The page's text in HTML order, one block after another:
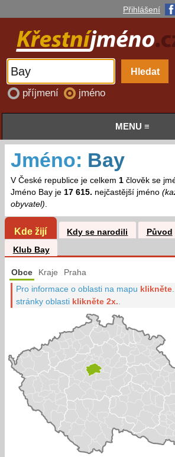
Přihlášení
příjmení jméno
MENU ≡
Jméno: Bay
V České republice je celkem 1člověk se
Jméno Bay je 17 615. nejčastější jméno
obyvatel).
Kde žijí Kdy se narodili Původ
Klub Bay
Obce Kraje Praha
Pro informace o oblasti na mapu klikněte
stránky oblasti klikněte 2x.